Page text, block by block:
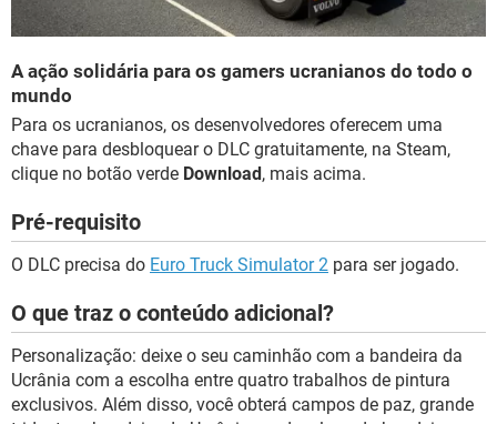
A ação solidária para os gamers ucranianos do todo o
mundo
Para os ucranianos, os desenvolvedores oferecem uma
chave para desbloquear o DLC gratuitamente, na Steam,
clique no botão verde Download, mais acima.
Pré-requisito
O DLC precisa do Euro Truck Simulator 2 para ser jogado.
O que traz o conteúdo adicional?
Personalização: deixe o seu caminhão com a bandeira da
Ucrânia com a escolha entre quatro trabalhos de pintura
exclusivos. Além disso, você obterá campos de paz, grande